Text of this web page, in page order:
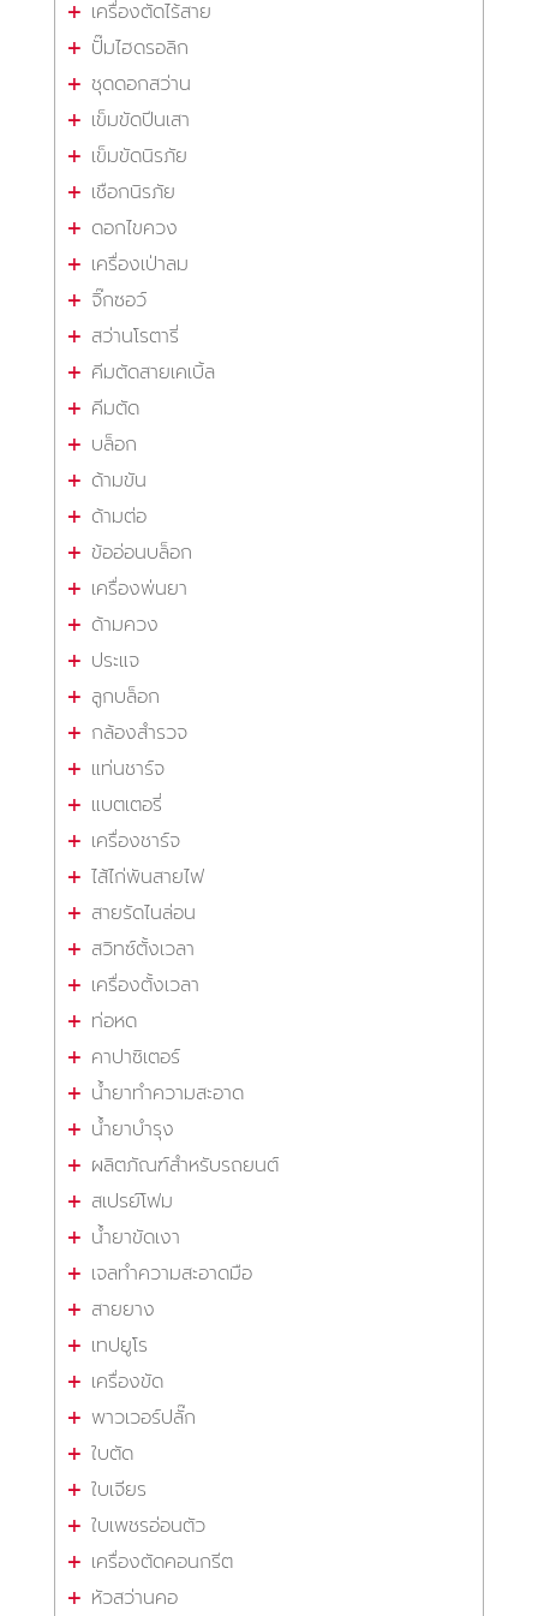
เครื่องตัดไร้สาย
ปั๊มไฮดรอลิก
ชุดดอกสว่าน
เข็มขัดปีนเสา
เข็มขัดนิรภัย
เชือกนิรภัย
ดอกไขควง
เครื่องเป่าลม
จิ๊กซอว์
สว่านโรตารี่
คีมตัดสายเคเบิ้ล
คีมตัด
บล็อก
ด้ามขัน
ด้ามต่อ
ข้ออ่อนบล็อก
เครื่องพ่นยา
ด้ามควง
ประแจ
ลูกบล็อก
กล้องสำรวจ
แท่นชาร์จ
แบตเตอรี่
เครื่องชาร์จ
ไส้ไก่พันสายไฟ
สายรัดไนล่อน
สวิทซ์ตั้งเวลา
เครื่องตั้งเวลา
ท่อหด
คาปาซิเตอร์
น้ำยาทำความสะอาด
น้ำยาบำรุง
ผลิตภัณฑ์สำหรับรถยนต์
สเปรย์โฟม
น้ำยาขัดเงา
เจลทำความสะอาดมือ
สายยาง
เทปยูโร
เครื่องขัด
พาวเวอร์ปลั๊ก
ใบตัด
ใบเจียร
ใบเพชรอ่อนตัว
เครื่องตัดคอนกรีต
หัวสว่านคอ